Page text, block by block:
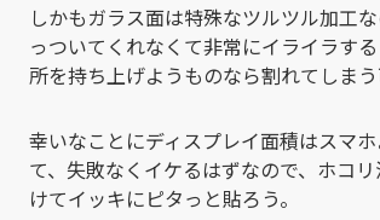
しかもガラス面は特殊なツルツル加工
っついてくれなくて非常にイライラす
所を持ち上げようものなら割れてしまう
幸いなことにディスプレイ面積はスマホ
て、失敗なくイケるはずなので、ホコ
けてイッキにピタっと貼ろう。